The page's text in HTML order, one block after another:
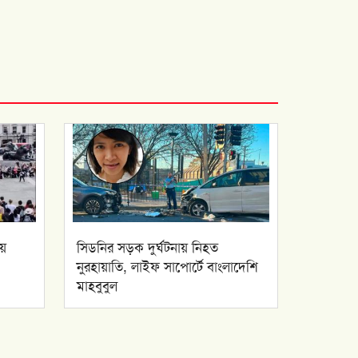
সিডনির সড়ক দুর্ঘটনায় নিহত
নুরহায়াতি, লাইফ সাপোর্টে বাংলাদেশি
মাহবুবুল